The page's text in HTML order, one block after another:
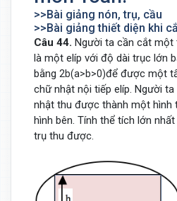
>>Bài giảng nón, trụ, cầu
>>Bài giảng thiết diện khi
Câu 44. Người ta cần cắt một
là một elíp với độ dài trục lớn
bằng 2b(a>b>0)để được một
chữ nhật nội tiếp elíp. Người
nhật thu được thành một hình
hình bên. Tính thể tích lớn
trụ thu được.